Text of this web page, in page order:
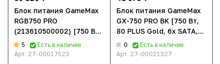
Блок питания GameMax
RGB750 PRO
(213610500002) [750 ВТ,
80 PLUS Gold, 8x SATA,
2x 6+2 pin PCIe, 2x 4+4
5
Есть в наличии
Арт. 27-00017523
Блок питания GameMax
GX-750 PRO BK [750 Вт,
80 PLUS Gold, 6x SATA,
4x 6+2 pin PCIe, 2x 4+4
pin CPU, ATX]
0
Есть в наличии
Арт. 27-00021327